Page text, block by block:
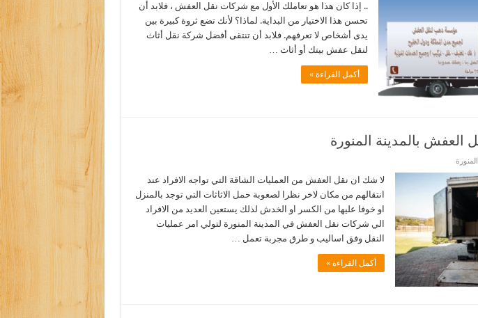
.. إذا كان هذا هو تعاملك الأول مع شركات نقل العفش ، فلابد أن
تحسن هذا الاختيار من البداية. لماذا؟ لأنك تضع ثروة كبيرة بين
يدى أشخاص لا تعرفهم. فلابد أن تنتقى أفضل شركة نقل أثاث
لنقل عفش بيتك أو أثاث …
أكمل القراءة »
بالمدينة المنورة
لا شك ان نقل العفش من العمليات الشاقة التي تواجه الافراد عند
انتقالهم من مكان لاخر نظرا لصعوبة حمل الاثاثات التي توجد بالمنزل
او خوفا عليها من الكسر او الخدش لذلك يستعين العديد من الافراد
الي شركات نقل العفش في المدينة المنورة لتولي امر عمليات
النقل وفق اساليب و طرق مجربة تعمل …
أكمل القراءة »